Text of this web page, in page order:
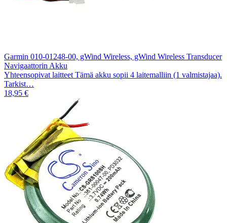
Garmin 010-01248-00, gWind Wireless, gWind Wireless Transducer
Navigaattorin Akku
Yhteensopivat laitteet Tämä akku sopii 4 laitemalliin (1 valmistajaa).
Tarkist…
18,95 €